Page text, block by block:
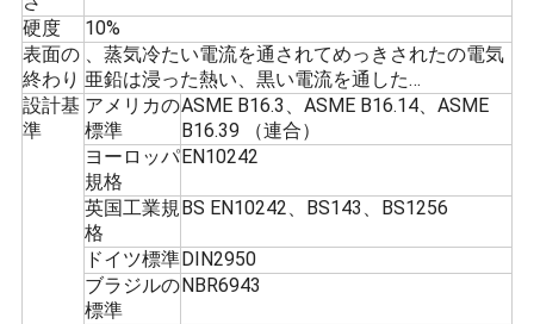
ュ
ー
ス
硬度
10%
表面の
終わり
、蒸気冷たい電流を通されてめっきされたの電気
亜鉛は浸った熱い、黒い電流を通した…
設計基
準
アメリカの
標準
ASME B16.3、ASME B16.14、ASME
B16.39 （連合）
ヨーロッパ
規格
EN10242
英国工業規
格
BS EN10242、BS143、BS1256
ドイツ標準 DIN2950
ブラジルの
標準
NBR6943